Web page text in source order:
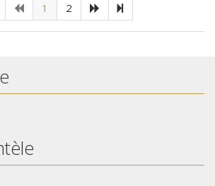
1 2